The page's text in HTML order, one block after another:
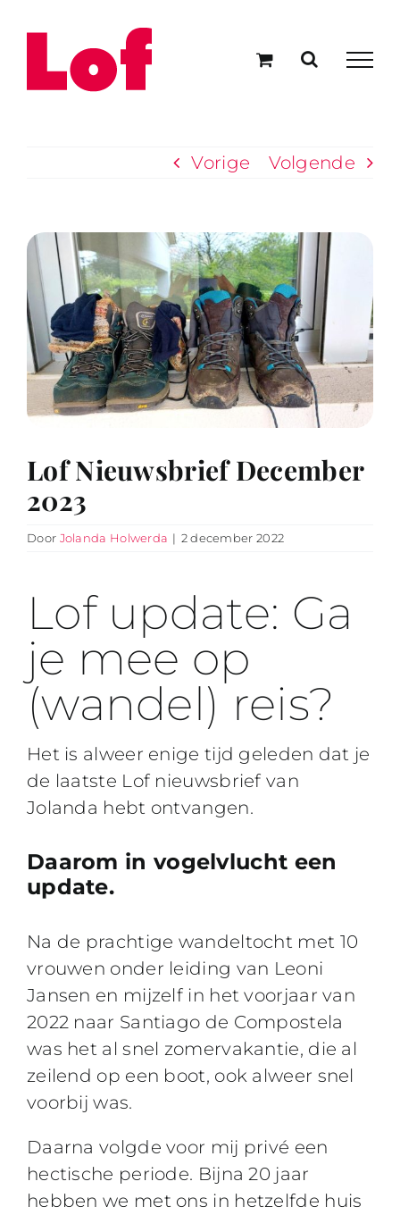
naar
inhoud
Vorige Volgende
Lof Nieuwsbrief December
2023
Door Jolanda Holwerda | 2 december 2022
Lof update: Ga
je mee op
(wandel) reis?
Het is alweer enige tijd geleden dat je
de laatste Lof nieuwsbrief van
Jolanda hebt ontvangen.
Daarom in vogelvlucht een
update.
Na de prachtige wandeltocht met 10
vrouwen onder leiding van Leoni
Jansen en mijzelf in het voorjaar van
2022 naar Santiago de Compostela
was het al snel zomervakantie, die al
zeilend op een boot, ook alweer snel
voorbij was.
Daarna volgde voor mij privé een
hectische periode. Bijna 20 jaar
hebben we met ons in hetzelfde huis